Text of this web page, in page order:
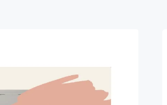
舞台・パ
ービス開発 フード・飲